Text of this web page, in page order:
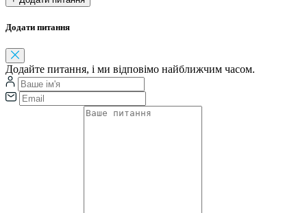
Додати питання
Додайте питання, і ми відповімо найближчим часом.